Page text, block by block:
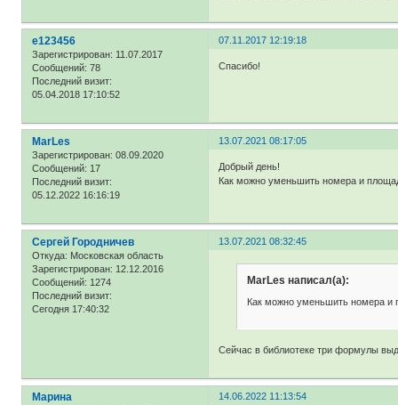
07.11.2017 12:19:18
e123456
Зарегистрирован: 11.07.2017
Сообщений: 78
Последний визит:
05.04.2018 17:10:52
Спасибо!
13.07.2021 08:17:05
MarLes
Зарегистрирован: 08.09.2020
Сообщений: 17
Последний визит:
05.12.2022 16:16:19
Добрый день!
Как можно уменьшить номера и
13.07.2021 08:32:45
Сергей Городничев
Откуда: Московская область
Зарегистрирован: 12.12.2016
Сообщений: 1274
Последний визит:
Сегодня 17:40:32
MarLes написал(а):
Как можно уменьшить номера и
Сейчас в библиотеке три формулы
14.06.2022 11:13:54
Марина